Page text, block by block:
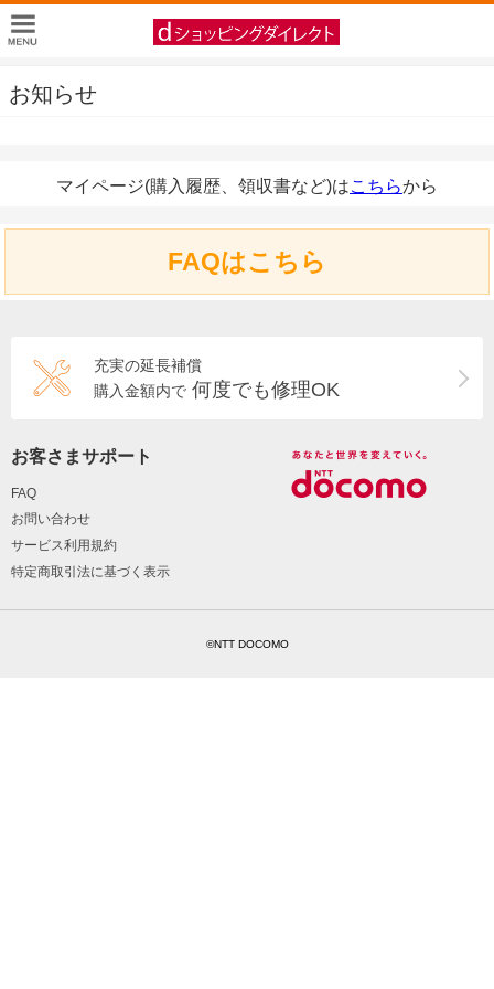
お知らせ
マイページ(購入履歴、領収書など)はこちらから
FAQはこちら
充実の延長補償
購入金額内で 何度でも修理OK
お客さまサポート
FAQ
お問い合わせ
サービス利用規約
特定商取引法に基づく表示
©NTT DOCOMO